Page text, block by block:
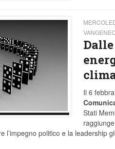
Il 6
Stati
l’impegno politico e la leadership